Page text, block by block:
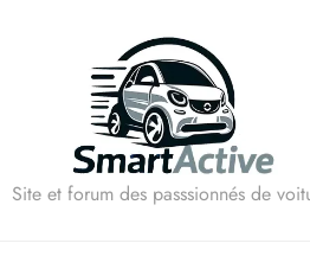
Site et forum des passsionnés de